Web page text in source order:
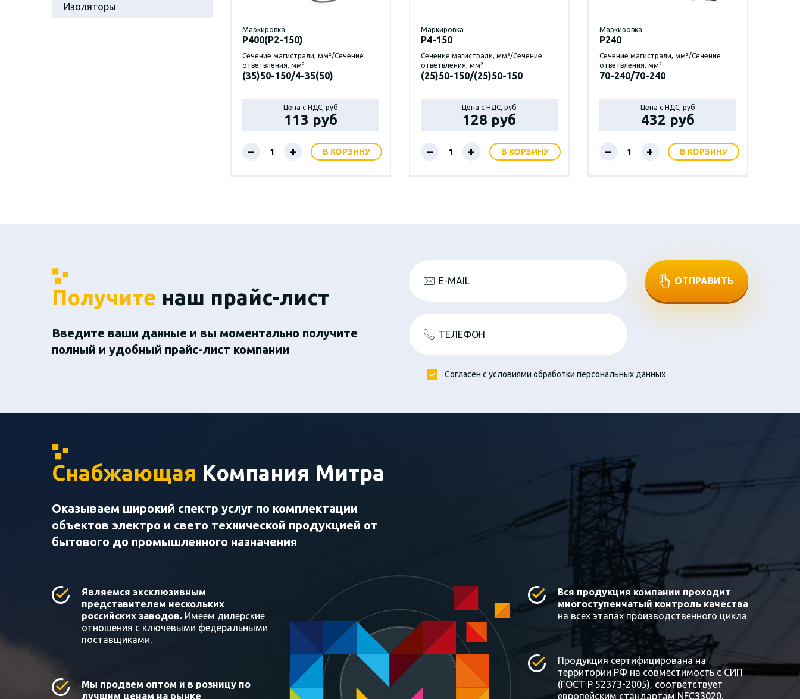
Изоляторы
Маркировка
P400(Р2-150)
Сечение магистрали, мм²/Сечение
ответвления, мм²
(35)50-150/4-35(50)
Цена с НДС, руб
113 руб
– + В КОРЗИНУ
Маркировка
P4-150
Сечение магистрали, мм²/Сечение
ответвления, мм²
(25)50-150/(25)50-150
Цена с НДС, руб
128 руб
– + В КОРЗИНУ
Маркировка
P240
Сечение магистрали, мм²/Сечение
ответвления, мм²
70-240/70-240
Цена с НДС, руб
432 руб
– + В КОРЗИНУ
Получите наш прайс-лист
Введите ваши данные и вы моментально получите
полный и удобный прайс-лист компании
E-MAIL
ТЕЛЕФОН
ОТПРАВИТЬ
Согласен с условиями обработки персональных данных
Снабжающая Компания Митра
Оказываем широкий спектр услуг по комплектации
объектов электро и свето технической продукцией от
бытового до промышленного назначения
Являемся эксклюзивным
представителем нескольких
российских заводов. Имеем дилерские
отношения с ключевыми федеральными
поставщиками.
Мы продаем оптом и в розницу по
лучшим ценам на рынке
Вся продукция компании проходит
многоступенчатый контроль качества
на всех этапах производственного цикла
Продукция сертифицирована на
территории РФ на совместимость с СИП
(ГОСТ Р 52373-2005), соответствует
европейским стандартам NFC33020,